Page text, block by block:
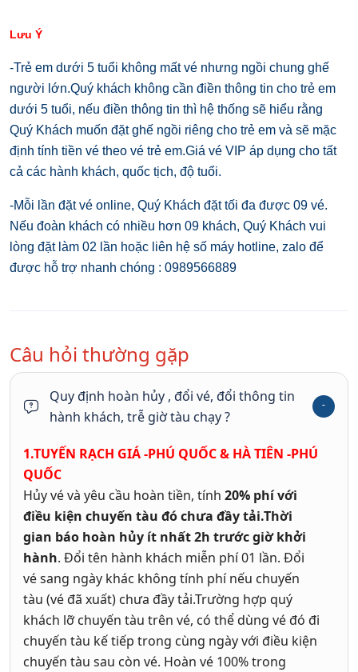
Lưu Ý
-Trẻ em dưới 5 tuổi không mất vé nhưng ngồi chung ghế
người lớn.Quý khách không cần điền thông tin cho trẻ em
dưới 5 tuổi, nếu điền thông tin thì hệ thống sẽ hiểu rằng
Quý Khách muốn đặt ghế ngồi riêng cho trẻ em và sẽ mặc
định tính tiền vé theo vé trẻ em.Giá vé VIP áp dụng cho tất
cả các hành khách, quốc tịch, độ tuổi.
-Mỗi lần đặt vé online, Quý Khách đặt tối đa được 09 vé.
Nếu đoàn khách có nhiều hơn 09 khách, Quý Khách vui
lòng đặt làm 02 lần hoặc liên hệ số máy hotline, zalo để
được hỗ trợ nhanh chóng : 0989566889
Câu hỏi thường gặp
Quy định hoàn hủy , đổi vé, đổi thông tin
hành khách, trễ giờ tàu chạy ?
1.TUYẾN RẠCH GIÁ -PHÚ QUỐC & HÀ TIÊN -PHÚ
QUỐC
Hủy vé và yêu cầu hoàn tiền, tính 20% phí với
điều kiện chuyến tàu đó chưa đầy tải.Thời
gian báo hoàn hủy ít nhất 2h trước giờ khởi
hành. Đổi tên hành khách miễn phí 01 lần. Đổi
vé sang ngày khác không tính phí nếu chuyến
tàu (vé đã xuất) chưa đầy tải.Trường hợp quý
khách lỡ chuyến tàu trên vé, có thể dùng vé đó đi
chuyến tàu kế tiếp trong cùng ngày với điều kiện
chuyến tàu sau còn vé. Hoàn vé 100% trong